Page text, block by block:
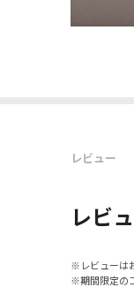
レビュー
レビ
レビューは
期間限定の